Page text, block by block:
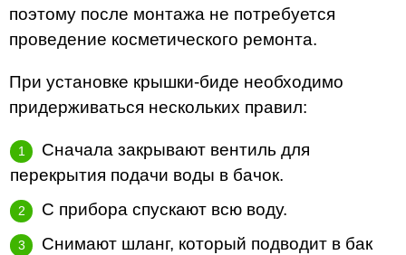
поэтому после монтажа не потребуется
проведение косметического ремонта.
При установке крышки-биде необходимо
придерживаться нескольких правил:
Сначала закрывают вентиль для
перекрытия подачи воды в бачок.
С прибора спускают всю воду.
Снимают шланг, который подводит в бак